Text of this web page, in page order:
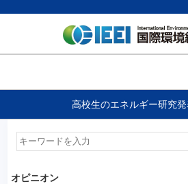
高校生のエネルギー研究
オピニオン